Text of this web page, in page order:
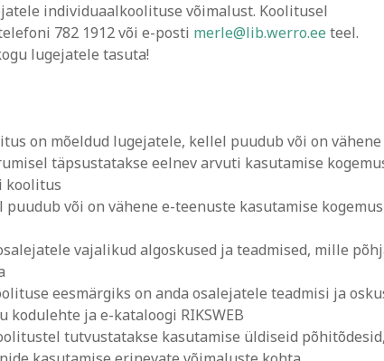
individuaalkoolituse võimalust. Koolitusel
782 1912 või e-posti merle@lib.werro.ee teel.
lugejatele tasuta!
on mõeldud lugejatele, kellel puudub või on vähene
täpsustatakse eelnev arvuti kasutamise
koolitus
või on vähene e-teenuste kasutamise kogemus
vajalikud algoskused ja teadmised, mille
eesmärgiks on anda osalejatele teadmisi ja
ja e-kataloogi RIKSWEB
tutvustatakse kasutamise üldiseid põhitõdesid,